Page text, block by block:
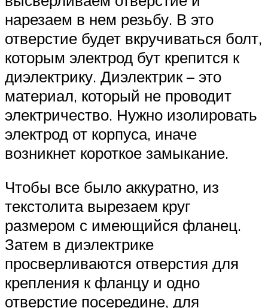
нарезаем в нем резьбу. В это
отверстие будет вкручиваться болт,
которым электрод бут крепится к
диэлектрику. Диэлектрик – это
материал, который не проводит
электричество. Нужно изолировать
электрод от корпуса, иначе
возникнет короткое замыкание.
Чтобы все было аккуратно, из
текстолита вырезаем круг
размером с имеющийся фланец.
Затем в диэлектрике
просверливаются отверстия для
крепления к фланцу и одно
отверстие посередине, для